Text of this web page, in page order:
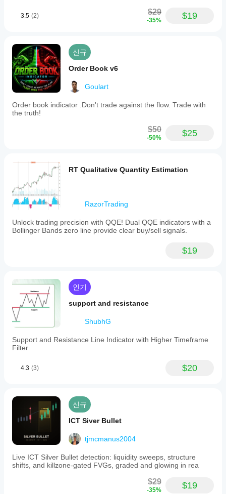
3.5 (2) $29
-35% $19
신규
Order Book v6
Goulart
Order book indicator .Don't trade against the flow. Trade with
the truth!
$50
-50% $25
RT Qualitative Quantity Estimation
RazorTrading
Unlock trading precision with QQE! Dual QQE indicators with a
Bollinger Bands zero line provide clear buy/sell signals.
$19
인기
support and resistance
ShubhG
Support and Resistance Line Indicator with Higher Timeframe
Filter
4.3 (3) $20
신규
ICT Siver Bullet
tjmcmanus2004
Live ICT Silver Bullet detection: liquidity sweeps, structure
shifts, and killzone-gated FVGs, graded and glowing in rea
$29
-35% $19